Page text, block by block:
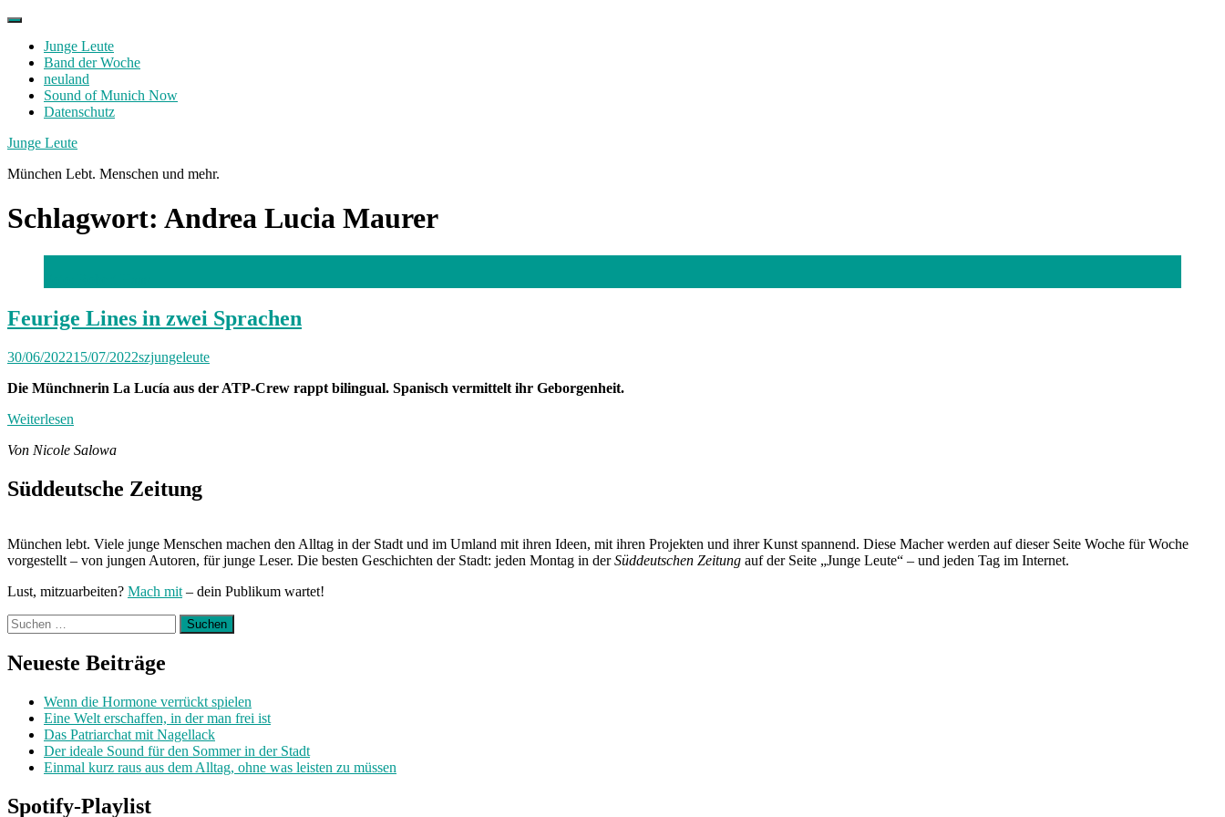
Skip
contentJunge Leute
Band der Woche
neuland
Sound of Munich Now
Datenschutz
Facebook
Twitter
Instagram
Junge Leute
München Lebt. Menschen und mehr.
Schlagwort: Andrea Lucia Maurer
Feurige Lines in zwei Sprachen
30/06/202215/07/2022szjungeleute
Die Münchnerin La Lucía aus der ATP-Crew rappt bilingual. Spanisch vermittelt ihr Geborgenheit.
Weiterlesen
Von Nicole Salowa
Süddeutsche Zeitung
München lebt. Viele junge Menschen machen den Alltag in der Stadt und im Umland mit ihren Ideen, mit ihren Projekten und ihrer Kunst spannend. Diese Macher werden auf dieser Seite Woche für Woche
vorgestellt – von jungen Autoren, für junge Leser. Die besten Geschichten der Stadt: jeden Montag in derSüddeutschen Zeitung auf der Seite „Junge Leute“ – und jeden Tag im Internet.
Lust, mitzuarbeiten? Mach mit – dein Publikum wartet!
Suchen
nach:
Neueste Beiträge
Wenn die Hormone verrückt spielen
Eine Welt erschaffen, in der man frei ist
Das Patriarchat mit Nagellack
Der ideale Sound für den Sommer in der Stadt
Einmal kurz raus aus dem Alltag, ohne was leisten zu müssen
Spotify-Playlist